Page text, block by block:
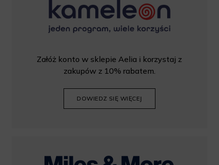
Załóż konto w sklepie Aelia i korzystaj z
zakupów z 10% rabatem.
DOWIEDZ SIĘ WIĘCEJ